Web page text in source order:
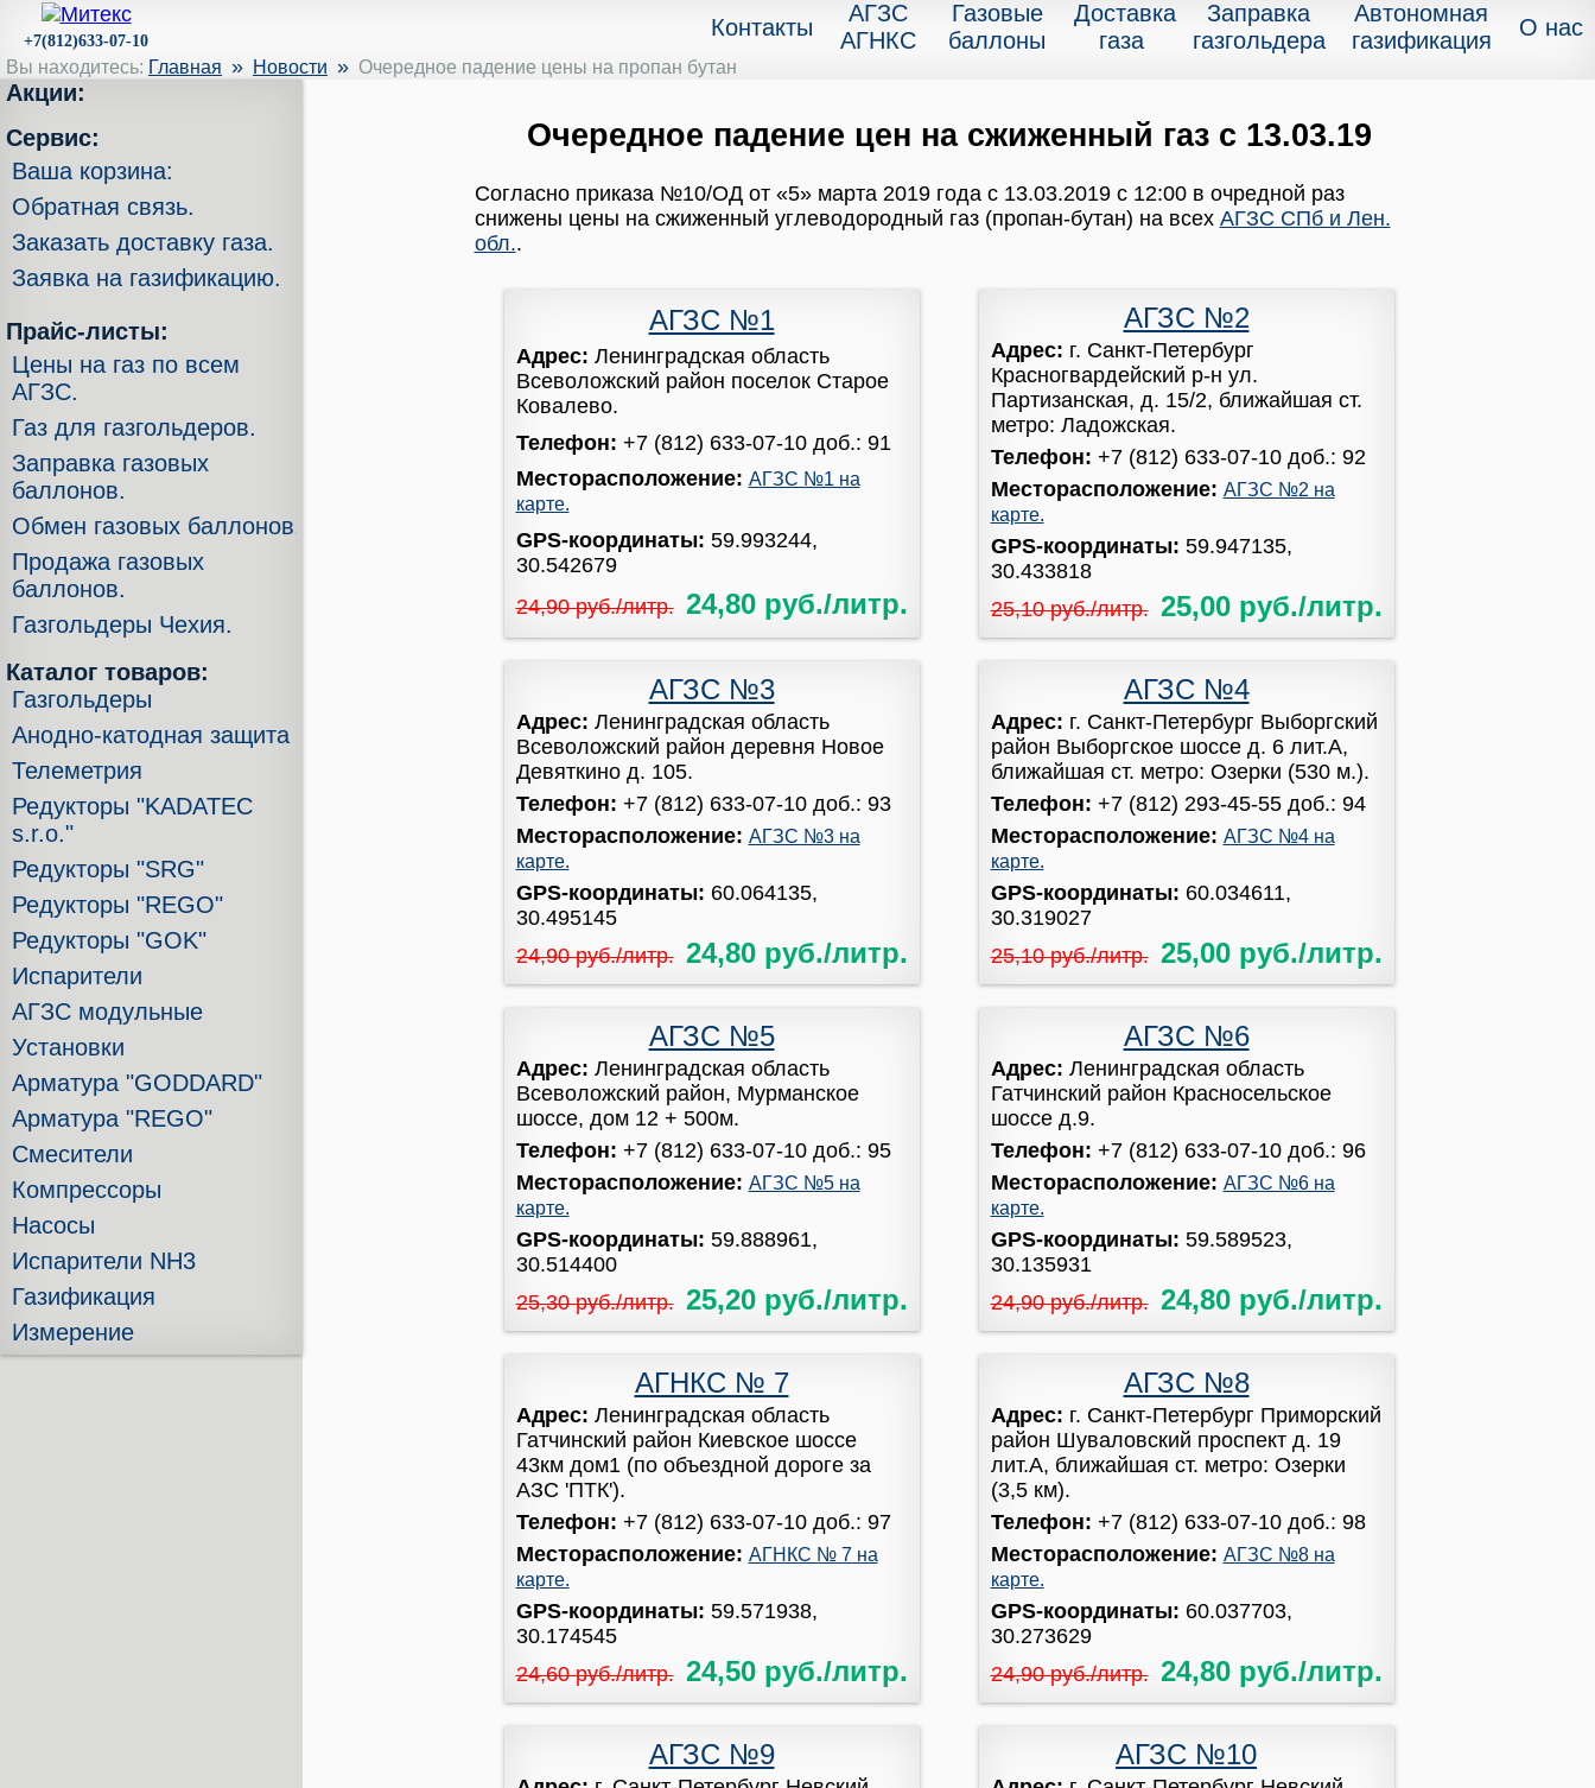
+7(812)633-07-10
Контакты
АГЗС
АГНКС
Газовые
баллоны
Доставка
газа
Заправка
газгольдера
Автономная
газификация
О нас
Вы находитесь: Главная » Новости » Очередное падение цены на пропан бутан
Очередное падение цен на сжиженный газ с 13.03.19
Согласно приказа №10/ОД от «5» марта 2019 года с 13.03.2019 с 12:00 в очредной раз
снижены цены на сжиженный углеводородный газ (пропан-бутан) на всех АГЗС СПб и Лен.
обл..
АГЗС №1
Адрес: Ленинградская область
Всеволожский район поселок Старое
Ковалево.
Телефон: +7 (812) 633-07-10 доб.: 91
Месторасположение: АГЗС №1 на
карте.
GPS-координаты: 59.993244,
30.542679
24,90 руб./литр. 24,80 руб./литр.
АГЗС №2
Адрес: г. Санкт-Петербург
Красногвардейский р-н ул.
Партизанская, д. 15/2, ближайшая ст.
метро: Ладожская.
Телефон: +7 (812) 633-07-10 доб.: 92
Месторасположение: АГЗС №2 на
карте.
GPS-координаты: 59.947135,
30.433818
25,10 руб./литр. 25,00 руб./литр.
АГЗС №3
Адрес: Ленинградская область
Всеволожский район деревня Новое
Девяткино д. 105.
Телефон: +7 (812) 633-07-10 доб.: 93
Месторасположение: АГЗС №3 на
карте.
GPS-координаты: 60.064135,
30.495145
24,90 руб./литр. 24,80 руб./литр.
АГЗС №4
Адрес: г. Санкт-Петербург Выборгский
район Выборгское шоссе д. 6 лит.А,
ближайшая ст. метро: Озерки (530 м.).
Телефон: +7 (812) 293-45-55 доб.: 94
Месторасположение: АГЗС №4 на
карте.
GPS-координаты: 60.034611,
30.319027
25,10 руб./литр. 25,00 руб./литр.
АГЗС №5
Адрес: Ленинградская область
Всеволожский район, Мурманское
шоссе, дом 12 + 500м.
Телефон: +7 (812) 633-07-10 доб.: 95
Месторасположение: АГЗС №5 на
карте.
GPS-координаты: 59.888961,
30.514400
25,30 руб./литр. 25,20 руб./литр.
АГЗС №6
Адрес: Ленинградская область
Гатчинский район Красносельское
шоссе д.9.
Телефон: +7 (812) 633-07-10 доб.: 96
Месторасположение: АГЗС №6 на
карте.
GPS-координаты: 59.589523,
30.135931
24,90 руб./литр. 24,80 руб./литр.
АГНКС № 7
Адрес: Ленинградская область
Гатчинский район Киевское шоссе
43км дом1 (по объездной дороге за
АЗС 'ПТК').
Телефон: +7 (812) 633-07-10 доб.: 97
Месторасположение: АГНКС № 7 на
карте.
GPS-координаты: 59.571938,
30.174545
24,60 руб./литр. 24,50 руб./литр.
АГЗС №8
Адрес: г. Санкт-Петербург Приморский
район Шуваловский проспект д. 19
лит.А, ближайшая ст. метро: Озерки
(3,5 км).
Телефон: +7 (812) 633-07-10 доб.: 98
Месторасположение: АГЗС №8 на
карте.
GPS-координаты: 60.037703,
30.273629
24,90 руб./литр. 24,80 руб./литр.
АГЗС №9 АГЗС №10
Акции:
Сервис:
Ваша корзина:
Обратная связь.
Заказать доставку газа.
Заявка на газификацию.
Прайс-листы:
Цены на газ по всем
АГЗС.
Газ для газгольдеров.
Заправка газовых
баллонов.
Обмен газовых баллонов.
Продажа газовых
баллонов.
Газгольдеры Чехия.
Каталог товаров:
Газгольдеры
Анодно-катодная защита
Телеметрия
Редукторы "KADATEC
s.r.o."
Редукторы "SRG"
Редукторы "REGO"
Редукторы "GOK"
Испарители
АГЗС модульные
Установки
Арматура "GODDARD"
Арматура "REGO"
Смесители
Компрессоры
Насосы
Испарители NH3
Газификация
Измерение